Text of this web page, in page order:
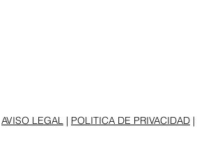
AVISO LEGAL | POLITICA DE PRIVACIDAD |